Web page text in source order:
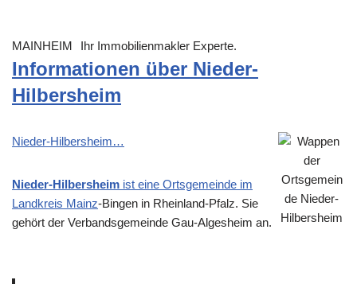
MAINHEIM Ihr Immobilienmakler Experte.
Informationen über Nieder-
Hilbersheim
Nieder-Hilbersheim…
Nieder-Hilbersheim ist eine Ortsgemeinde im
Landkreis Mainz-Bingen in Rheinland-Pfalz. Sie
gehört der Verbandsgemeinde Gau-Algesheim an.